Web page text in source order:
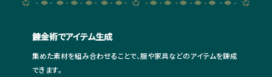
錬金術でアイテム生成
集めた素材を組み合わせることで、服や家具などのアイテムを錬成
できます。